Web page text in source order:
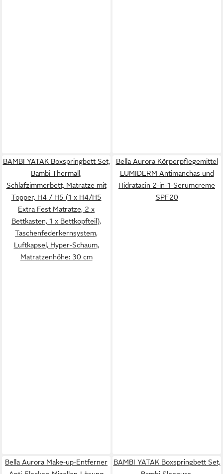
BAMBI YATAK Boxspringbett Set,
Bambi Thermall,
Schlafzimmerbett, Matratze mit
Topper, H4 / H5 (1 x H4/H5
Extra Fest Matratze, 2 x
Bettkasten, 1 x Bettkopfteil),
Taschenfederkernsystem,
Luftkapsel, Hyper-Schaum,
Matratzenhöhe: 30 cm
Bella Aurora Körperpflegemittel
LUMIDERM Antimanchas und
Hidratacin 2-in-1-Serumcreme
SPF20
Bella Aurora Make-up-Entferner
BAMBI YATAK Boxspringbett Set,